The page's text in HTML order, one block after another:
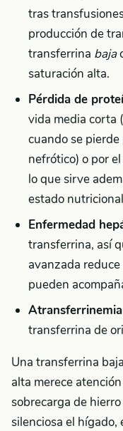
tras
producción de
transferrina baja
saturación alta.
Pérdida de
vida media corta
cuando se
nefrótico) o por
lo que sirve
estado
Enfermedad
transferrina, así
avanzada
pueden
transferrina de
Una transferrina
alta merece
sobrecarga de
silenciosa el hígado,